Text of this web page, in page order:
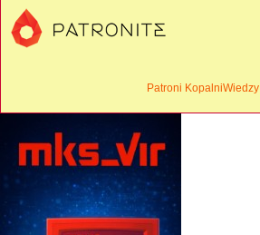
Patroni KopalniWiedzy